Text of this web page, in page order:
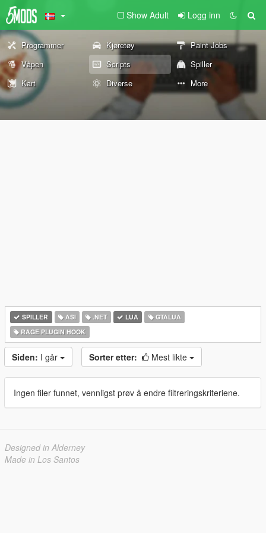
Show Adult Logg inn
Programmer Kjøretøy
Paint Jobs
Våpen
Scripts
Spiller
Kart
Diverse More
SPILLER ASI .NET LUA
GTALUA
RAGE PLUGIN HOOK
Siden: I går Sorter etter: Mest likte
Ingen filer funnet, vennligst prøv å endre filtreringskriteriene.
Designed in Alderney
Made in Los Santos